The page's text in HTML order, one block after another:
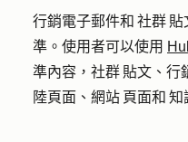
行銷電子郵件和 社群
準。使用者可以使用
準內容，社群 貼文、行
陸頁面、網站 頁面和 知